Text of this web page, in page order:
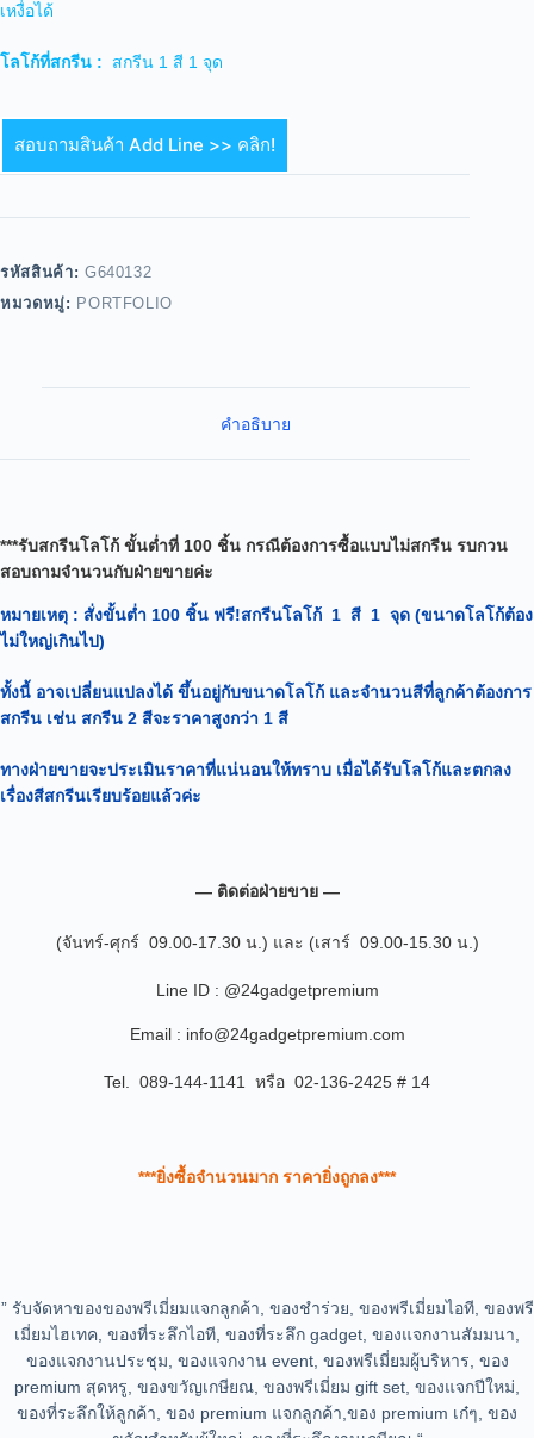
เหงื่อได้
โลโก้ที่สกรีน : สกรีน 1 สี 1 จุด
สอบถามสินค้า Add Line >> คลิก!
รหัสสินค้า: G640132
หมวดหมู่: PORTFOLIO
คำอธิบาย
***รับสกรีนโลโก้ ขั้นต่ำที่ 100 ชิ้น กรณีต้องการซื้อแบบไม่สกรีน รบกวน
สอบถามจำนวนกับฝ่ายขายค่ะ
หมายเหตุ : สั่งขั้นต่ำ 100 ชิ้น ฟรี!สกรีนโลโก้ 1 สี 1 จุด (ขนาดโลโก้ต้อง
ไม่ใหญ่เกินไป)
ทั้งนี้ อาจเปลี่ยนแปลงได้ ขึ้นอยู่กับขนาดโลโก้ และจำนวนสีที่ลูกค้าต้องการ
สกรีน เช่น สกรีน 2 สีจะราคาสูงกว่า 1 สี
ทางฝ่ายขายจะประเมินราคาที่แน่นอนให้ทราบ เมื่อได้รับโลโก้และตกลง
เรื่องสีสกรีนเรียบร้อยแล้วค่ะ
— ติดต่อฝ่ายขาย —
(จันทร์-ศุกร์ 09.00-17.30 น.) และ (เสาร์ 09.00-15.30 น.)
Line ID : @24gadgetpremium
Email : info@24gadgetpremium.com
Tel. 089-144-1141 หรือ 02-136-2425 # 14
***ยิ่งซื้อจำนวนมาก ราคายิ่งถูกลง***
” รับจัดหาของของพรีเมี่ยมแจกลูกค้า, ของชำร่วย, ของพรีเมี่ยมไอที, ของพรี
เมี่ยมไฮเทค, ของที่ระลึกไอที, ของที่ระลึก gadget, ของแจกงานสัมมนา,
ของแจกงานประชุม, ของแจกงาน event, ของพรีเมี่ยมผู้บริหาร, ของ
premium สุดหรู, ของขวัญเกษียณ, ของพรีเมี่ยม gift set, ของแจกปีใหม่,
ของที่ระลึกให้ลูกค้า, ของ premium แจกลูกค้า,ของ premium เก๋ๆ, ของ